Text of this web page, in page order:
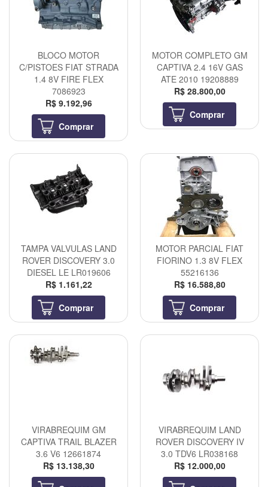
BLOCO MOTOR
C/PISTOES FIAT STRADA
1.4 8V FIRE FLEX
7086923
R$ 9.192,96
Comprar
MOTOR COMPLETO GM
CAPTIVA 2.4 16V GAS
ATE 2010 19208889
R$ 28.800,00
Comprar
TAMPA VALVULAS LAND
ROVER DISCOVERY 3.0
DIESEL LE LR019606
R$ 1.161,22
Comprar
MOTOR PARCIAL FIAT
FIORINO 1.3 8V FLEX
55216136
R$ 16.588,80
Comprar
VIRABREQUIM GM
CAPTIVA TRAIL BLAZER
3.6 V6 12661874
R$ 13.138,30
VIRABREQUIM LAND
ROVER DISCOVERY IV
3.0 TDV6 LR038168
R$ 12.000,00